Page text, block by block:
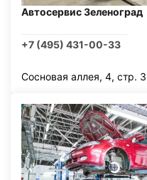
Автосервис Зеленоград
+7 (495) 431-00-33
Сосновая аллея, 4, стр. 3